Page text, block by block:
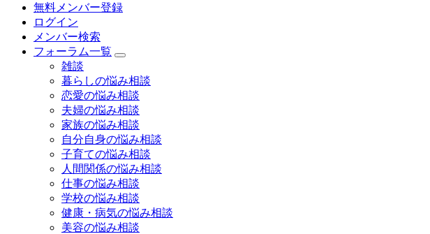
無料メンバー登録
ログイン
メンバー検索
フォーラム一覧
雑談
暮らしの悩み相談
恋愛の悩み相談
夫婦の悩み相談
家族の悩み相談
自分自身の悩み相談
子育ての悩み相談
人間関係の悩み相談
仕事の悩み相談
学校の悩み相談
健康・病気の悩み相談
美容の悩み相談